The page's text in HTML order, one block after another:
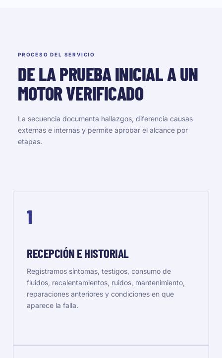
PROCESO DEL SERVICIO
DE LA PRUEBA INICIAL A UN
MOTOR VERIFICADO
La secuencia documenta hallazgos, diferencia causas
externas e internas y permite aprobar el alcance por
etapas.
1
RECEPCIÓN E HISTORIAL
Registramos síntomas, testigos, consumo de
fluidos, recalentamientos, ruidos, mantenimiento,
reparaciones anteriores y condiciones en que
aparece la falla.